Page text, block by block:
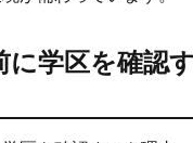
に学区を確認